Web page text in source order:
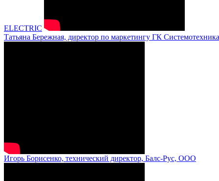
ELECTRIC
Татьяна Бережная, директор по маркетингу ГК Системотехника
Игорь Борисенко, технический директор, Балс-Рус, ООО